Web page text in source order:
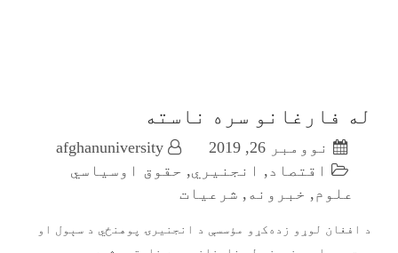
له فارغانو سره ناسته
نوومبر 26, 2019
اقتصاد , انجنیري, حقوق اوسیاسي
علوم , خبرونه , شرعیات
د افغان لوړو زده‌کړو مؤسسې د انجنيرۍ پوهنځي د سېول او